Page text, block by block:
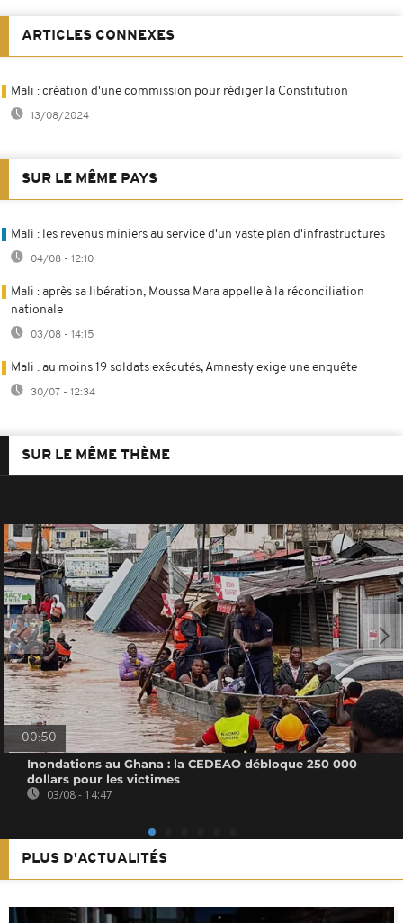
ARTICLES CONNEXES
Mali : création d'une commission pour rédiger la Constitution
13/08/2024
SUR LE MÊME PAYS
Mali : les revenus miniers au service d'un vaste plan d'infrastructures
04/08 - 12:10
Mali : après sa libération, Moussa Mara appelle à la réconciliation
nationale
03/08 - 14:15
Mali : au moins 19 soldats exécutés, Amnesty exige une enquête
30/07 - 12:34
SUR LE MÊME THÈME
00:50
Inondations au Ghana : la CEDEAO débloque 250 000
dollars pour les victimes
03/08 - 14:47
PLUS D'ACTUALITÉS